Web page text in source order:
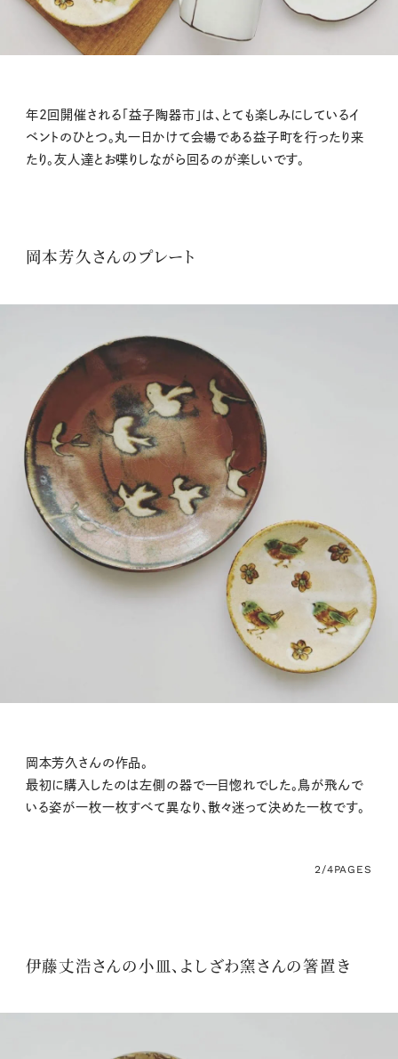
年2回開催される「益子陶器市」は、とても楽しみにしているイ
ベントのひとつ。丸一日かけて会場である益子町を行ったり来
たり。友人達とお喋りしながら回るのが楽しいです。
岡本芳久さんのプレート
岡本芳久さんの作品。
最初に購入したのは左側の器で一目惚れでした。鳥が飛んで
いる姿が一枚一枚すべて異なり、散々迷って決めた一枚です。
2/4PAGES
伊藤丈浩さんの小皿、よしざわ窯さんの箸置き